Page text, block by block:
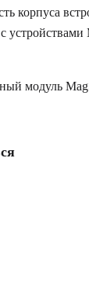
корпуса
устройствами
модуль